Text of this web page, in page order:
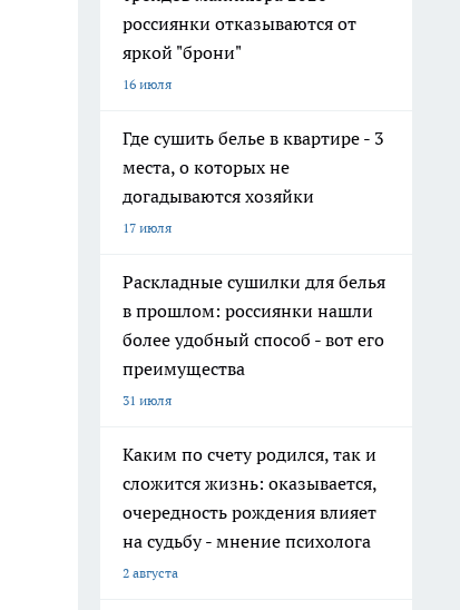
россиянки отказываются от
яркой "брони"
16 июля
Где сушить белье в квартире - 3
места, о которых не
догадываются хозяйки
17 июля
Раскладные сушилки для белья
в прошлом: россиянки нашли
более удобный способ - вот его
преимущества
31 июля
Каким по счету родился, так и
сложится жизнь: оказывается,
очередность рождения влияет
на судьбу - мнение психолога
2 августа